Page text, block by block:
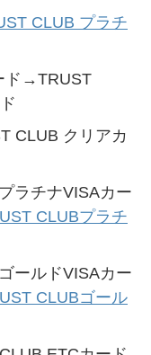
CLUB プラチ
ド→TRUST
CLUB クリアカ
ラチナVISAカー
CLUBプラチ
ールドVISAカー
CLUBゴール